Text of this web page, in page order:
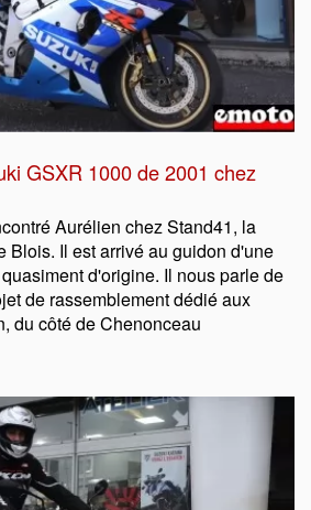
GSXR 1000 de 2001 chez
Aurélien chez Stand41, la
Blois. Il est arrivé au guidon d'une
d'origine. Il nous parle de
de rassemblement dédié aux
du côté de Chenonceau